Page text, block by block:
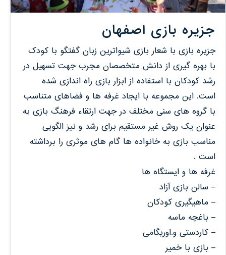
جزیره بازی اصفهان
جزیره بازی با شعار بازی شیواترین زبان گفتگو با کودک
با بهره گیری از دانش متخصصان مجرب جهت تسهیل در
رشد کودکان با استفاده از ابزار بازی راه اندازی شده
است. این مجموعه با ایجاد غرفه ها و فضاهای متناسب
با گروه های سنی مختلف در جهت ارتقاء فرهنگ بازی به
عنوان یک روش غیر مستقیم برای رشد و نیز الگویی
مناسب بازی به خانواده ها گام های موثری را برداشته
است .
غرفه ها و ایستگاه ها
– سالن بازی آزاد
– ماهیگیری کودکان
– باغچه ماسه
– کاردستی و.اوریگامی
– بازی با خمیر